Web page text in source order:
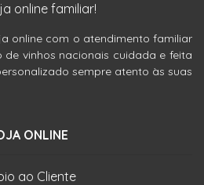
online familiar!
online com o atendimento familiar
de vinhos nacionais cuidada e feita
sempre atento às suas
ONLINE
ao Cliente